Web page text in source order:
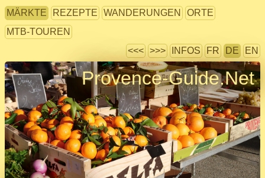
MÄRKTE REZEPTE WANDERUNGEN
ORTE
MTB-TOUREN
<<< >>> INFOS FR DE EN
Provence-Guide.Net